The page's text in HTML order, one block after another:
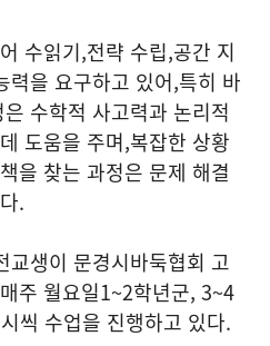
수읽기,전략 수립,공간 지
력을 요구하고 있어,특히 바
수학적 사고력과 논리적
도움을 주며,복잡한 상황
을 찾는 과정은 문제 해결
.
교생이 문경시바둑협회 고
주 월요일1~2학년군, 3~4
씩 수업을 진행하고 있다.